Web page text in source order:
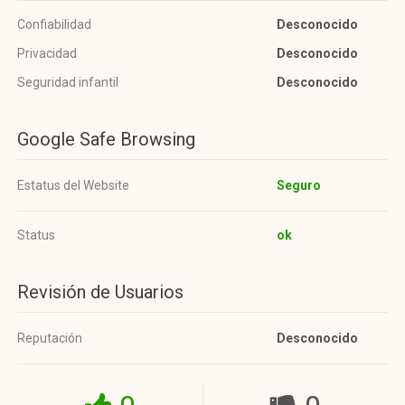
Confiabilidad
Desconocido
Privacidad
Desconocido
Seguridad infantil
Desconocido
Google Safe Browsing
Estatus del Website Seguro
Status ok
Revisión de Usuarios
Reputación Desconocido